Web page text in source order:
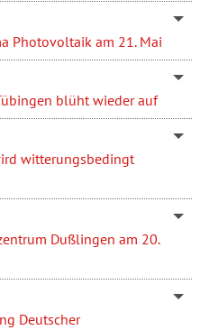
Photovoltaik am 21. Mai
blüht wieder auf
witterungsbedingt
Dußlingen am 20.
Deutscher